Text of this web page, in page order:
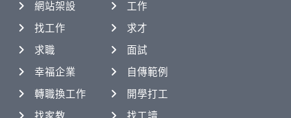
網站架設
工作
找工作
求才
求職
面試
幸福企業
自傳範例
轉職換工作
開學打工